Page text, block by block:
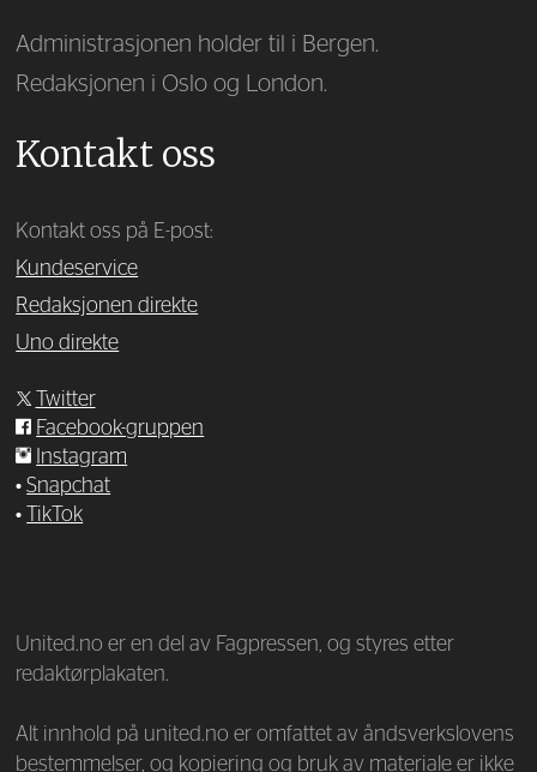
Administrasjonen holder til i Bergen.
Redaksjonen i Oslo og London.
Kontakt oss
Kontakt oss på E-post:
Kundeservice
Redaksjonen direkte
Uno direkte
Twitter
Facebook-gruppen
Instagram
•Snapchat
•
TikTok
United.no er en del av Fagpressen, og styres etter
redaktørplakaten.
Alt innhold på united.no er omfattet av åndsverkslovens
bestemmelser, og kopiering og bruk av materiale er ikke